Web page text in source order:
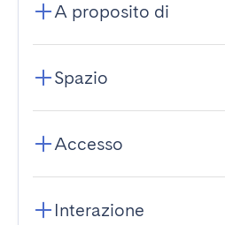
A proposito di
Spazio
Accesso
Interazione